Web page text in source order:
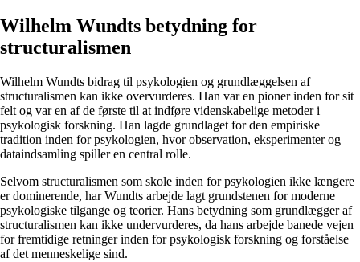
Wilhelm Wundts betydning for
structuralismen
Wilhelm Wundts bidrag til psykologien og grundlæggelsen af
structuralismen kan ikke overvurderes. Han var en pioner inden for sit
felt og var en af de første til at indføre videnskabelige metoder i
psykologisk forskning. Han lagde grundlaget for den empiriske
tradition inden for psykologien, hvor observation, eksperimenter og
dataindsamling spiller en central rolle.
Selvom structuralismen som skole inden for psykologien ikke længere
er dominerende, har Wundts arbejde lagt grundstenen for moderne
psykologiske tilgange og teorier. Hans betydning som grundlægger af
structuralismen kan ikke undervurderes, da hans arbejde banede vejen
for fremtidige retninger inden for psykologisk forskning og forståelse
af det menneskelige sind.